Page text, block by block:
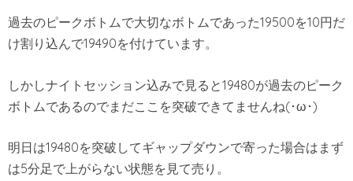
過去のピークボトムで大切なボトムであった19500を10円だ
け割り込んで19490を付けています。
しかしナイトセッション込みで見ると19480が過去のピーク
ボトムであるのでまだここを突破できてませんね(･ω･)
明日は19480を突破してギャップダウンで寄った場合はまず
は5分足で上がらない状態を見て売り。